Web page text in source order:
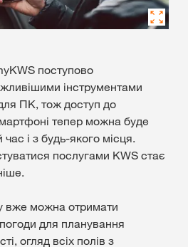
поступово
інструментами
ПК, тож доступ до
тепер можна буде
і з будь-якого місця.
послугами KWS стає
вже можна отримати
для планування
огляд всіх полів з